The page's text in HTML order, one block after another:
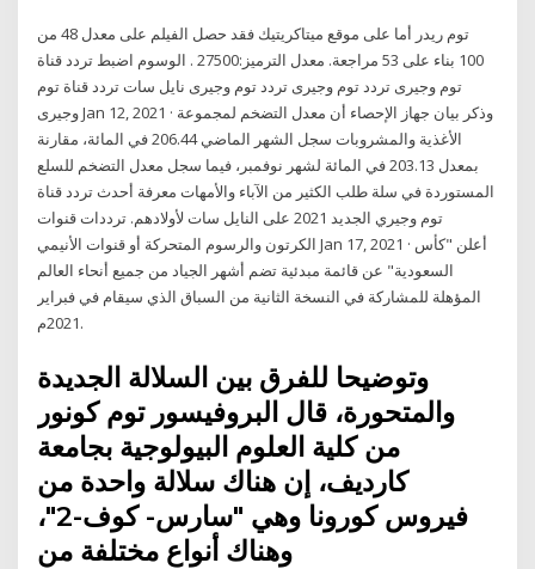
توم ريدر أما على موقع ميتاكريتيك فقد حصل الفيلم على معدل 48 من
100 بناء على 53 مراجعة. معدل الترميز:27500 . الوسوم اضبط تردد قناة
توم وجيرى تردد توم وجيرى تردد توم وجيرى نايل سات تردد قناة توم
وجيرى Jan 12, 2021 · وذكر بيان جهاز الإحصاء أن معدل التضخم لمجموعة
الأغذية والمشروبات سجل الشهر الماضي 206.44 في المائة، مقارنة
بمعدل 203.13 في المائة لشهر نوفمبر، فيما سجل معدل التضخم للسلع
المستوردة في سلة طلب الكثير من الآباء والأمهات معرفة أحدث تردد قناة
توم وجيري الجديد 2021 على النايل سات لأولادهم. ترددات قنوات
الكرتون والرسوم المتحركة أو قنوات الأنيمي Jan 17, 2021 · أعلن "كأس
السعودية" عن قائمة مبدئية تضم أشهر الجياد من جميع أنحاء العالم
المؤهلة للمشاركة في النسخة الثانية من السباق الذي سيقام في فبراير
2021م.
وتوضيحا للفرق بين السلالة الجديدة
والمتحورة، قال البروفيسور توم كونور
من كلية العلوم البيولوجية بجامعة
كارديف، إن هناك سلالة واحدة من
فيروس كورونا وهي "سارس- كوف-2"،
وهناك أنواع مختلفة من